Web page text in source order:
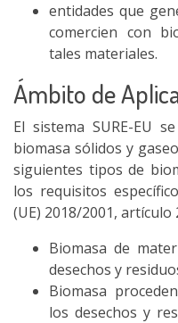
entidades que
comercien con
tales materiales.
Ámbito de
El sistema SURE-EU
biomasa sólidos y
siguientes tipos de
los requisitos
(UE) 2018/2001, artículo
Biomasa de
desechos y
Biomasa
los desechos y